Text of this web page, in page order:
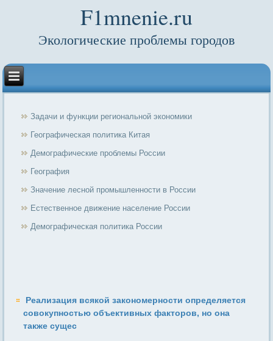
F1mnenie.ru
Экологические проблемы городов
Задачи и функции региональной экономики
Географическая политика Китая
Демографические проблемы России
География
Значение лесной промышленности в России
Естественное движение население России
Демографическая политика России
Реализация всякой закономерности определяется
совокупностью объективных факторов, но она
также сущес